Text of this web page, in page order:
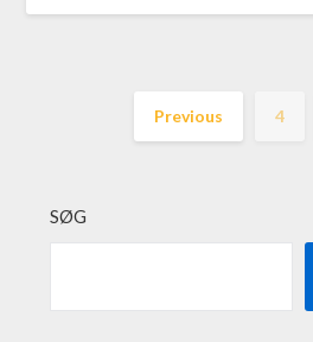
Previous 4
SØG